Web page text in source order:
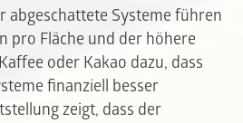
abgeschattete Systeme führen
pro Fläche und der höhere
oder Kakao dazu, dass
finanziell besser
zeigt, dass der